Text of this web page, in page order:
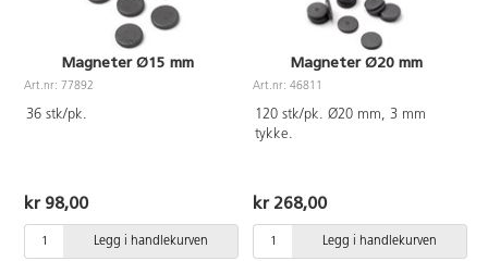
Magneter Ø15 mm
Art.nr: 77892
36 stk/pk.
kr 98,00
Legg i handlekurven
Magneter Ø20 mm
Art.nr: 46811
120 stk/pk. Ø20 mm, 3 mm
tykke.
kr 268,00
Legg i handlekurven